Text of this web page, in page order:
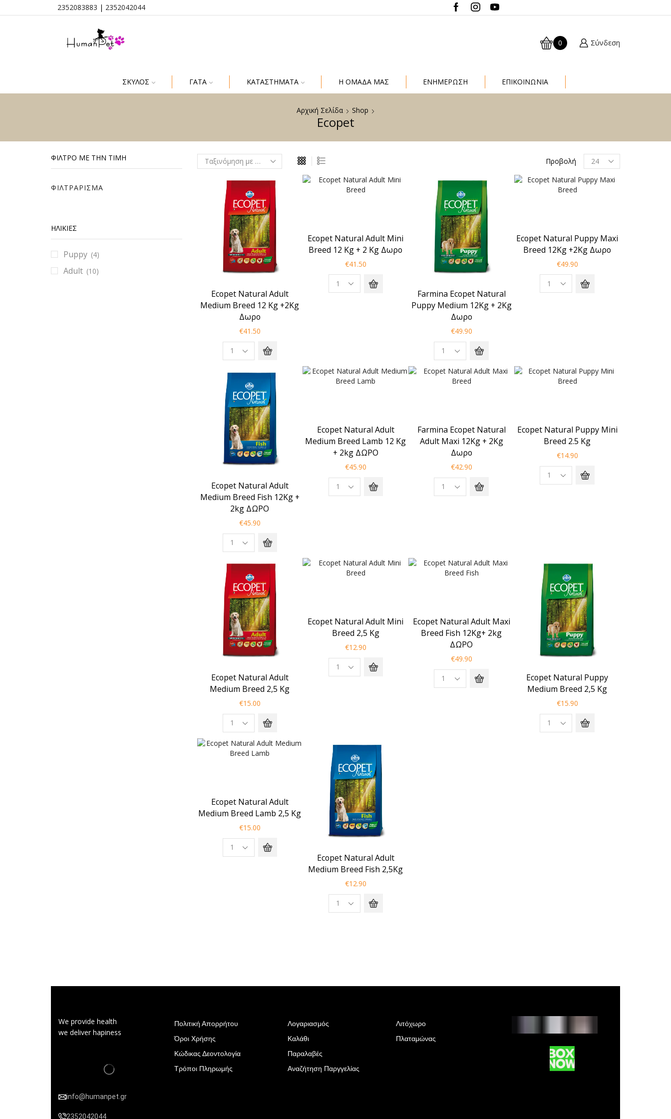
2352083883 | 2352042044
0 Σύνδεση
ΣΚΎΛΟΣ ΓΆΤΑ ΚΑΤΑΣΤΗΜΑΤΑ Η ΟΜΑΔΑ ΜΑΣ ΕΝΗΜΈΡΩΣΗ ΕΠΙΚΟΙΝΩΝΙΑ
Αρχική Σελίδα Shop
Ecopet
Προβολή
Ecopet Natural Adult
Medium Breed 12 Kg +2Kg
Δωρο
€41.50
Ecopet Natural Adult Mini
Breed 12 Kg + 2 Kg Δωρο
€41.50
Farmina Ecopet Natural
Puppy Medium 12Kg + 2Kg
Δωρο
€49.90
Ecopet Natural Puppy Maxi
Breed 12Kg +2Kg Δωρο
€49.90
Ecopet Natural Adult
Medium Breed Fish 12Kg +
2kg ΔΩΡΟ
€45.90
Ecopet Natural Adult
Medium Breed Lamb 12 Kg
+ 2kg ΔΩΡΟ
€45.90
Farmina Ecopet Natural
Adult Maxi 12Kg + 2Kg
Δωρο
€42.90
Ecopet Natural Puppy Mini
Breed 2.5 Kg
€14.90
Ecopet Natural Adult
Medium Breed 2,5 Kg
€15.00
Ecopet Natural Adult Mini
Breed 2,5 Kg
€12.90
Ecopet Natural Adult Maxi
Breed Fish 12Kg+ 2kg
ΔΩΡΟ
€49.90
Ecopet Natural Puppy
Medium Breed 2,5 Kg
€15.90
Ecopet Natural Adult
Medium Breed Lamb 2,5 Kg
€15.00
Ecopet Natural Adult
Medium Breed Fish 2,5Kg
€12.90
ΦΊΛΤΡΟ ΜΕ ΤΗΝ ΤΙΜΉ
ΦΙΛΤΡΆΡΙΣΜΑ
ΗΛΙΚΊΕΣ
Puppy (4)
Adult (10)
We provide health
we deliver hapiness
info@humanpet.gr
2352042044
Πολιτική Απορρήτου
Όροι Χρήσης
Κώδικας Δεοντολογία
Τρόποι Πληρωμής
Λογαριασμός
Καλάθι
Παραλαβές
Αναζήτηση Παργγελίας
Λιτόχωρο
Πλαταμώνας